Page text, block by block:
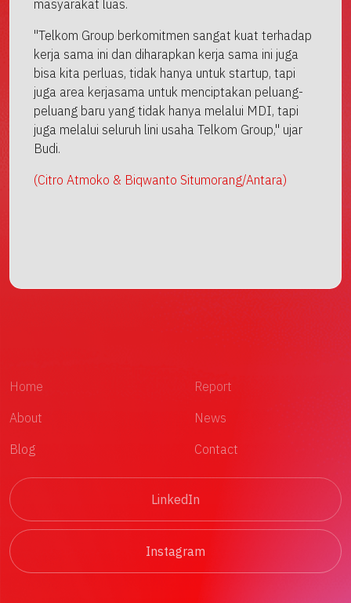
masyarakat luas.
"Telkom Group berkomitmen sangat kuat terhadap
kerja sama ini dan diharapkan kerja sama ini juga
bisa kita perluas, tidak hanya untuk startup, tapi
juga area kerjasama untuk menciptakan peluang-
peluang baru yang tidak hanya melalui MDI, tapi
juga melalui seluruh lini usaha Telkom Group," ujar
Budi.
(Citro Atmoko & Biqwanto Situmorang/Antara)
Home
About
Blog
Report
News
Contact
LinkedIn
Instagram